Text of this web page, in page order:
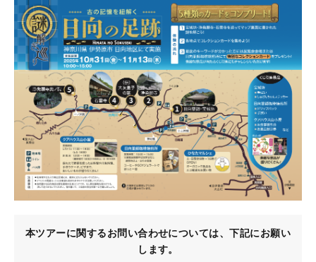
本ツアーに関するお問い合わせについては、下記にお願い
します。